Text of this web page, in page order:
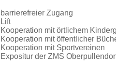
barrierefreier Zugang
Lift
Kooperation mit örtlichem
Kooperation mit öffentlicher
Kooperation mit Sportvereinen
Expositur der ZMS